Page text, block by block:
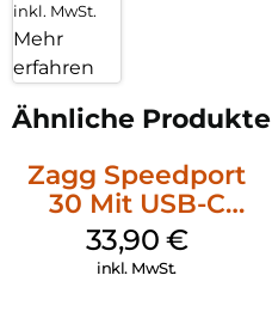
inkl. MwSt.
Mehr
erfahren
Ähnliche Produkte
Zagg Speedport
30 Mit USB-C
Kabel Weiß
33,90 €
inkl. MwSt.